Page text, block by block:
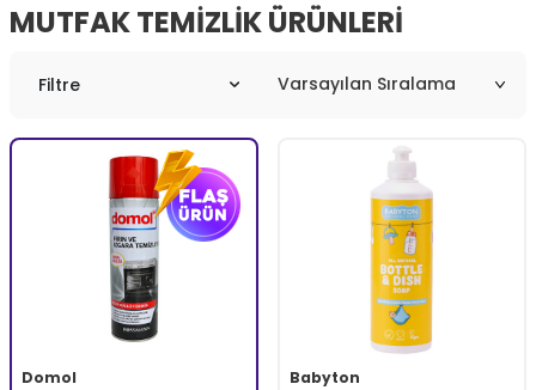
MUTFAK TEMIZLIK ÜRÜNLERI
Filtre
Domol
Babyton